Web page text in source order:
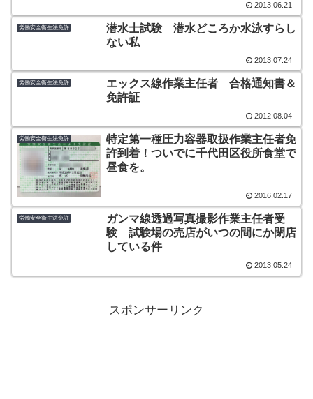
2013.06.21
労働安全衛生法免許
潜水士試験 潜水どころか水泳すらし
ない私
2013.07.24
労働安全衛生法免許
エックス線作業主任者 合格通知書＆
免許証
2012.08.04
労働安全衛生法免許
特定第一種圧力容器取扱作業主任者免
許到着！ついでに千代田区役所食堂で
昼食を。
2016.02.17
労働安全衛生法免許
ガンマ線透過写真撮影作業主任者受
験 試験場の売店がいつの間にか閉店
している件
2013.05.24
スポンサーリンク